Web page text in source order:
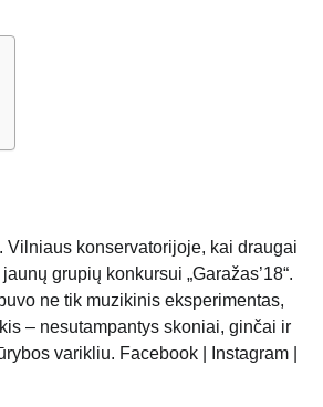
Vilniaus konservatorijoje, kai draugai
grupių konkursui „Garažas’18“.
ne tik muzikinis eksperimentas,
– nesutampantys skoniai, ginčai ir
varikliu. Facebook | Instagram |